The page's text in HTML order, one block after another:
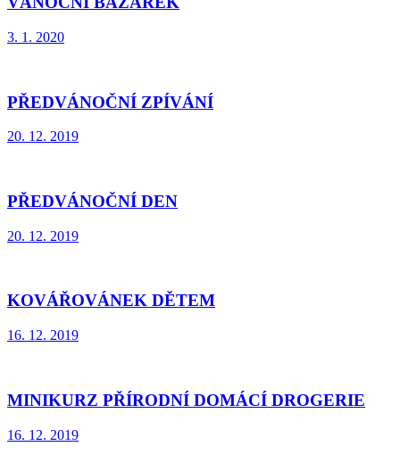
3. 1. 2020
PŘEDVÁNOČNÍ ZPÍVÁNÍ
20. 12. 2019
PŘEDVÁNOČNÍ DEN
20. 12. 2019
KOVÁŘOVÁNEK DĚTEM
16. 12. 2019
MINIKURZ PŘÍRODNÍ DOMÁCÍ DROGERIE
16. 12. 2019